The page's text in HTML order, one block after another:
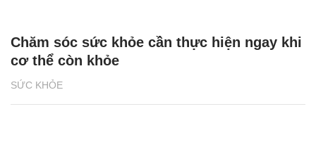
SỨC KHỎE
Chăm sóc sức khỏe cần thực hiện ngay khi
cơ thể còn khỏe